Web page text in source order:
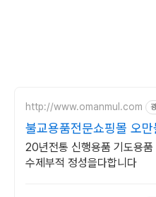
http://www.omanmul.com
불교용품전문쇼핑몰 오만
20년전통 신행용품 기도용
수제부적 정성을다합니다